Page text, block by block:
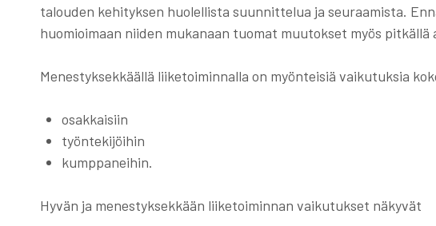
talouden kehityksen huolellista suunnittelua ja seuraamista.
huomioimaan niiden mukanaan tuomat muutokset myös pitkällä
Menestyksekkäällä liiketoiminnalla on myönteisiä vaikutuksia
osakkaisiin
työntekijöihin
kumppaneihin.
Hyvän ja menestyksekkään liiketoiminnan vaikutukset näkyvät